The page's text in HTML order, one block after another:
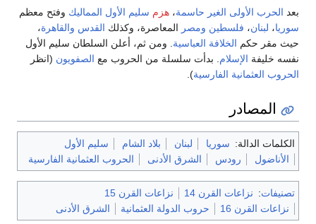
بعد الحرب الأولى الغير حاسمة، هزم سليم الأول المماليك وفتح معظم
سوريا، لبنان، فلسطين ومصر المعاصرة، وكذلك القدس والقاهرة،
حيث مقر حكم الخلافة العباسية. ومن ثم، أعلن السلطان سليم الأول
نفسه خليفة الإسلام. بدأت سلسلة من الحروب مع الصفويون (انظر
الحروب العثمانية الفارسية).
المصادر
الكلمات الدالة: سوريا لبنان بلاد الشام
سليم الأول
الأناضول
رودس الشرق الأدنى الحروب العثمانية الفارسية
تصنيفات: نزاعات القرن 14
نزاعات القرن 15
نزاعات القرن 16
حروب الدولة العثمانية الشرق الأدنى